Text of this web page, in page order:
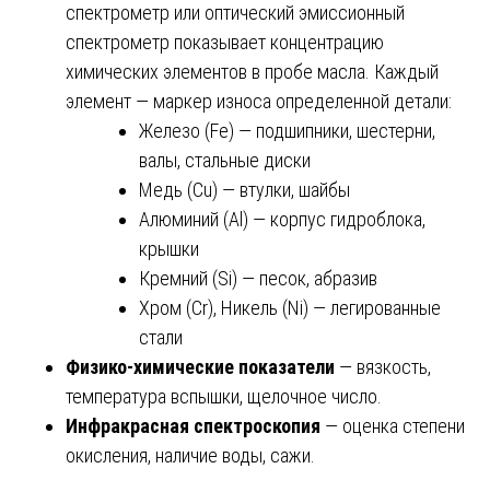
спектрометр или оптический эмиссионный
спектрометр показывает концентрацию
химических элементов в пробе масла. Каждый
элемент — маркер износа определенной детали:
Железо (Fe) — подшипники, шестерни,
валы, стальные диски
Медь (Cu) — втулки, шайбы
Алюминий (Al) — корпус гидроблока,
крышки
Кремний (Si) — песок, абразив
Хром (Cr), Никель (Ni) — легированные
стали
Физико-химические показатели — вязкость,
температура вспышки, щелочное число.
Инфракрасная спектроскопия — оценка степени
окисления, наличие воды, сажи.